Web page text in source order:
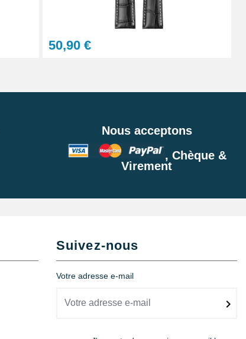
50,90 €
Nous acceptons
, Chèque &
Virement
Suivez-nous
Votre adresse e-mail